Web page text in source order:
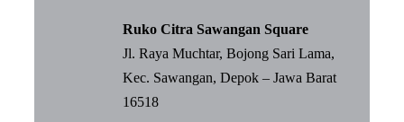
Ruko Citra Sawangan Square
Jl. Raya Muchtar, Bojong Sari Lama,
Kec. Sawangan, Depok – Jawa Barat
16518